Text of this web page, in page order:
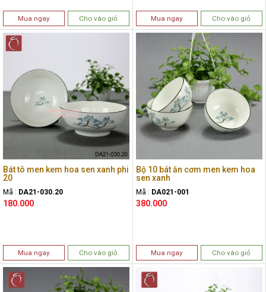
Mua ngay Cho vào giỏ Mua ngay Cho vào giỏ
Bát tô men kem hoa sen xanh phi
20
Mã : DA21-030.20
180.000
Mua ngay Cho vào giỏ
Bộ 10 bát ăn cơm men kem hoa
sen xanh
Mã : DA021-001
380.000
Mua ngay Cho vào giỏ